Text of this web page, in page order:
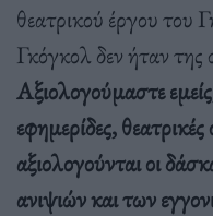
θεατρικού έργου του
Γκόγκολ δεν ήταν
Αξιολογούμαστε
εφημερίδες,
αξιολογούνται οι
ανιψιών και των